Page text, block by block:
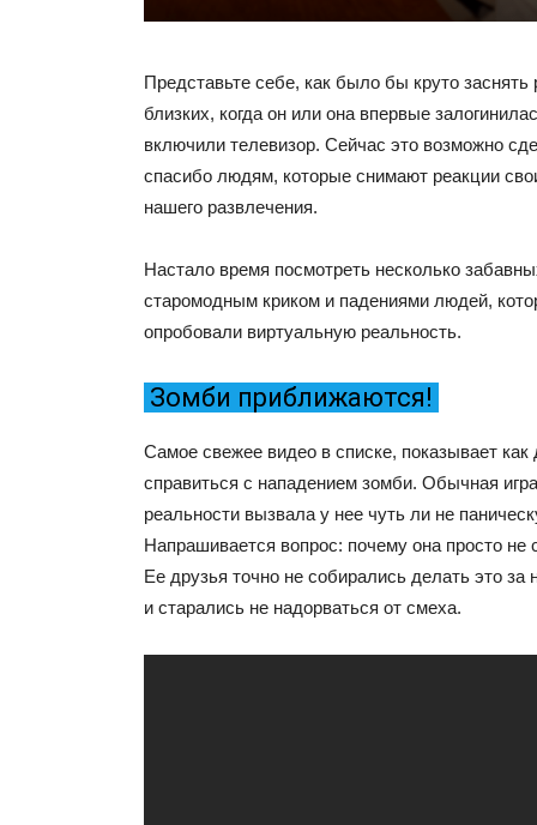
Представьте себе, как было бы круто заснять
близких, когда он или она впервые
включили телевизор. Сейчас это возможно
спасибо людям, которые снимают реакции
нашего развлечения.
Настало время посмотреть несколько
старомодным криком и падениями людей,
опробовали виртуальную реальность.
Зомби приближаются!
Самое свежее видео в списке, показывает
справиться с нападением зомби. Обычная
реальности вызвала у нее чуть ли не
Напрашивается вопрос: почему она просто не
Ее друзья точно не собирались делать это за
и старались не надорваться от смеха.